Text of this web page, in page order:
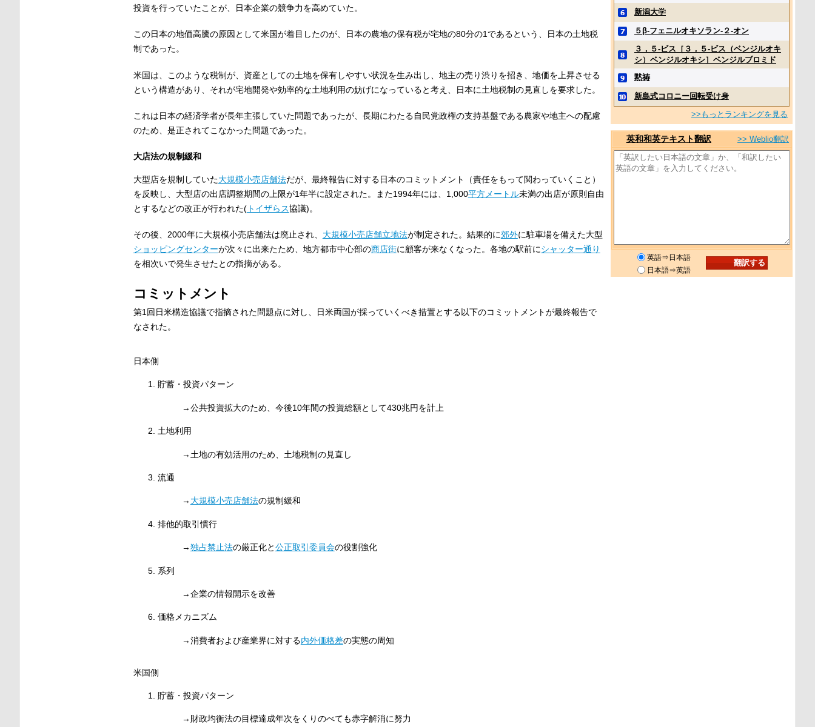
投資を行っていたことが、日本企業の競争力を高めていた。
この日本の地価高騰の原因として米国が着目したのが、日本の農地の保有税が宅地の80分の1であるという、日本の土地税
制であった。
米国は、このような税制が、資産としての土地を保有しやすい状況を生み出し、地主の売り渋りを招き、地価を上昇させる
という構造があり、それが宅地開発や効率的な土地利用の妨げになっていると考え、日本に土地税制の見直しを要求した。
これは日本の経済学者が長年主張していた問題であったが、長期にわたる自民党政権の支持基盤である農家や地主への配慮
のため、是正されてこなかった問題であった。
大店法の規制緩和
大型店を規制していた大規模小売店舗法だが、最終報告に対する日本のコミットメント（責任をもって関わっていくこと）
を反映し、大型店の出店調整期間の上限が1年半に設定された。また1994年には、1,000平方メートル未満の出店が原則自由
とするなどの改正が行われた(トイザらス協議)。
その後、2000年に大規模小売店舗法は廃止され、 大規模小売店舗立地法が制定された。結果的に郊外に駐車場を備えた大型
ショッピングセンターが次々に出来たため、地方都市中心部の商店街に顧客が来なくなった。各地の駅前にシャッター通り
を相次いで発生させたとの指摘がある。
コミットメント
第1回日米構造協議で指摘された問題点に対し、日米両国が採っていくべき措置とする以下のコミットメントが最終報告で
なされた。
日本側
貯蓄・投資パターン
→公共投資拡大のため、今後10年間の投資総額として430兆円を計上
土地利用
→土地の有効活用のため、土地税制の見直し
流通
→ 大規模小売店舗法の規制緩和
排他的取引慣行
→独占禁止法の厳正化と公正取引委員会の役割強化
系列
→企業の情報開示を改善
価格メカニズム
→消費者および産業界に対する内外価格差の実態の周知
米国側
貯蓄・投資パターン
→財政均衡法の目標達成年次をくりのべても赤字解消に努力
新潟大学
５β‐フェニルオキソラン‐２‐オン
３，５‐ビス［３，５‐ビス（ベンジルオキ
シ）ベンジルオキシ］ベンジルブロミド
黙祷
新島式コロニー回転受け身
>>もっとランキングを見る
英和和英テキスト翻訳 >> Weblio翻訳
英語⇒日本語
日本語⇒英語